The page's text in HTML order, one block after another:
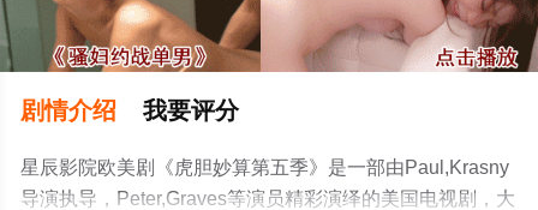
剧情介绍 我要评分
星辰影院欧美剧《虎胆妙算第五季》是一部由Paul,Krasny
导演执导，Peter,Graves等演员精彩演绎的美国电视剧，大